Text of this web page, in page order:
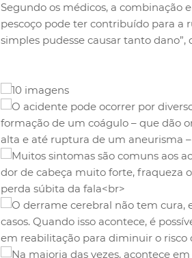
Segundo os médicos, a combinação
pescoço pode ter contribuído para a
simples pudesse causar tanto dano”,
10 imagens